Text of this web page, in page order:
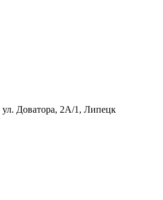
ул. Доватора, 2А/1, Липецк